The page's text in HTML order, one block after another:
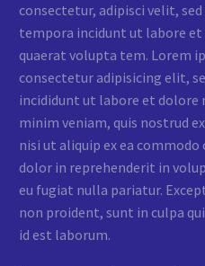
consectetur, adipisci velit,
tempora incidunt ut labore
quaerat volupta tem. Lorem
consectetur adipisicing elit,
incididunt ut labore et dolore
minim veniam, quis nostrud
nisi ut aliquip ex ea commodo
dolor in reprehenderit in
eu fugiat nulla pariatur.
non proident, sunt in culpa
id est laborum.